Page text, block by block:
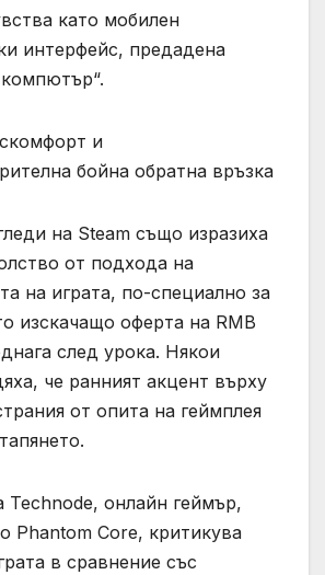
като мобилен
интерфейс, предадена
и
бойна обратна връзка
на Steam също изразиха
от подхода на
на играта, по-специално за
изскачащо оферта на RMB
след урока. Някои
че ранният акцент върху
от опита на геймплея
Technode, онлайн геймър,
Phantom Core, критикува
в сравнение със